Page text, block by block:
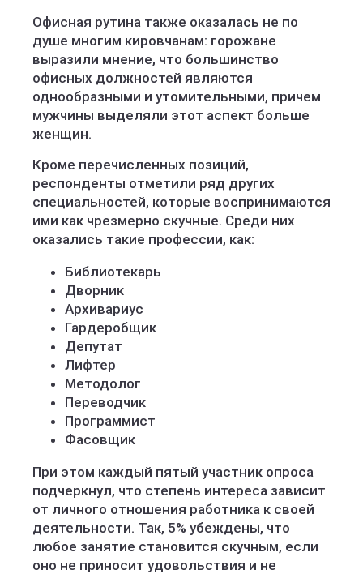
Офисная рутина также оказалась не по
душе многим кировчанам: горожане
выразили мнение, что большинство
офисных должностей являются
однообразными и утомительными, причем
мужчины выделяли этот аспект больше
женщин.
Кроме перечисленных позиций,
респонденты отметили ряд других
специальностей, которые воспринимаются
ими как чрезмерно скучные. Среди них
оказались такие профессии, как:
Библиотекарь
Дворник
Архивариус
Гардеробщик
Депутат
Лифтер
Методолог
Переводчик
Программист
Фасовщик
При этом каждый пятый участник опроса
подчеркнул, что степень интереса зависит
от личного отношения работника к своей
деятельности. Так, 5% убеждены, что
любое занятие становится скучным, если
оно не приносит удовольствия и не